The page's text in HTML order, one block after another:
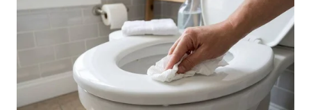
Para quem procrastina, isso muda o foco:
não esperar um estado perfeito, mas entrar
na tarefa de modo compatível com o
momento, diminuindo a resistência e
preservando continuidade.